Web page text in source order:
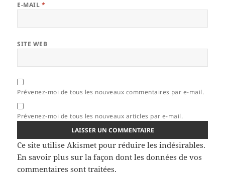
E-MAIL *
SITE WEB
Prévenez-moi de tous les nouveaux commentaires par e-mail.
Prévenez-moi de tous les nouveaux articles par e-mail.
Ce site utilise Akismet pour réduire les indésirables.
En savoir plus sur la façon dont les données de vos
commentaires sont traitées.